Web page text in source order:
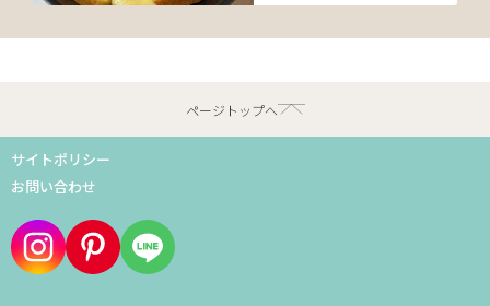
ページトップへ
サイトポリシー
お問い合わせ